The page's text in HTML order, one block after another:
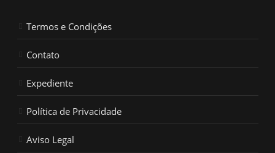
Termos e Condições
Contato
Expediente
Política de Privacidade
Aviso Legal